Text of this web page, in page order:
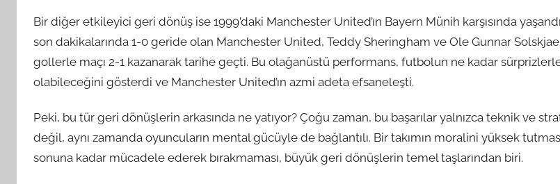
Bir diğer etkileyici geri dönüş ise 1999’daki Manchester United’ın Bayern Münih karşısında
son dakikalarında 1-0 geride olan Manchester United, Teddy Sheringham ve Ole Gunnar
gollerle maçı 2-1 kazanarak tarihe geçti. Bu olağanüstü performans, futbolun ne kadar
olabileceğini gösterdi ve Manchester United’ın azmi adeta efsaneleşti.
Peki, bu tür geri dönüşlerin arkasında ne yatıyor? Çoğu zaman, bu başarılar yalnızca teknik ve
değil, aynı zamanda oyuncuların mental gücüyle de bağlantılı. Bir takımın moralini yüksek
sonuna kadar mücadele ederek bırakmaması, büyük geri dönüşlerin temel taşlarından biri.